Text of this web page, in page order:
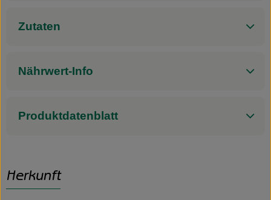
Zutaten
Nährwert-Info
Produktdatenblatt
Herkunft